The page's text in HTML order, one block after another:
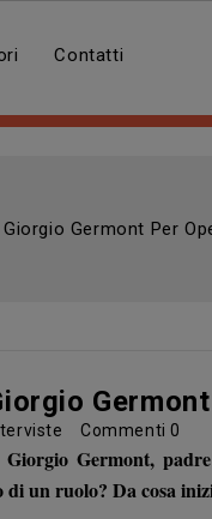
Contatti
Germont Per
Commenti0
Germont,
un ruolo? Da cosa